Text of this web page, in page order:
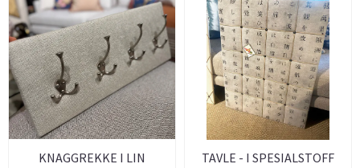
KNAGGREKKE I LIN
TAVLE - I SPESIALSTOFF